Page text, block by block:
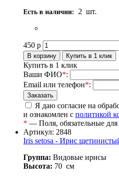
Есть в наличии: 2 шт.
450 р
Купить в 1 клик
Ваши ФИО*:
Email или телефон*:
Я даю согласие на
и ознакомлен с политикой
* — Поля, обязательные для
Артикул: 2848
Iris setosa - Ирис
Группа: Видовые ирисы
Высота: 70 см